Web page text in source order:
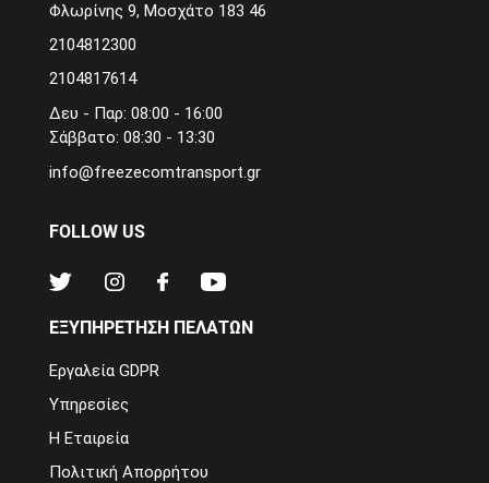
Φλωρίνης 9, Μοσχάτο 183 46
2104812300
2104817614
Δευ - Παρ: 08:00 - 16:00
Σάββατο: 08:30 - 13:30
info@freezecomtransport.gr
FOLLOW US
ΕΞΥΠΗΡΕΤΗΣΗ ΠΕΛΑΤΩΝ
Εργαλεία GDPR
Υπηρεσίες
Η Εταιρεία
Πολιτική Απορρήτου